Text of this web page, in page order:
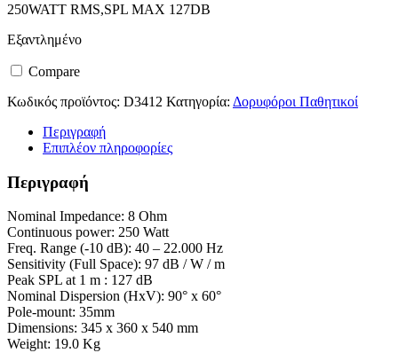
250WATT RMS,SPL MAX 127DB
Εξαντλημένο
Compare
Κωδικός προϊόντος: D3412 Κατηγορία: Δορυφόροι Παθητικοί
Περιγραφή
Επιπλέον πληροφορίες
Περιγραφή
Nominal Impedance: 8 Ohm
Continuous power: 250 Watt
Freq. Range (-10 dB): 40 – 22.000 Hz
Sensitivity (Full Space): 97 dB / W / m
Peak SPL at 1 m : 127 dB
Nominal Dispersion (HxV): 90° x 60°
Pole-mount: 35mm
Dimensions: 345 x 360 x 540 mm
Weight: 19.0 Kg